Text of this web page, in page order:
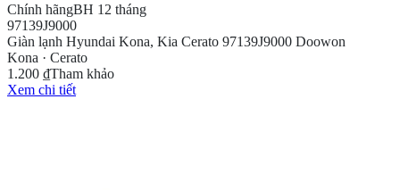
Chính hãngBH 12 tháng
97139J9000
Giàn lạnh Hyundai Kona, Kia Cerato 97139J9000 Doowon
Kona · Cerato
1.200 ₫Tham khảo
Xem chi tiết